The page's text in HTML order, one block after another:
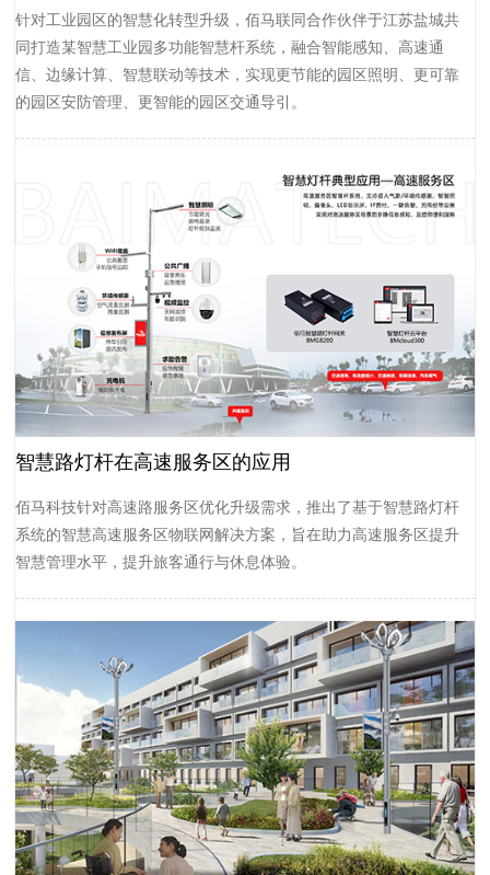
针对工业园区的智慧化转型升级，佰马联同合作伙伴于江苏盐城共
同打造某智慧工业园多功能智慧杆系统，融合智能感知、高速通
信、边缘计算、智慧联动等技术，实现更节能的园区照明、更可靠
的园区安防管理、更智能的园区交通导引。
智慧路灯杆在高速服务区的应用
佰马科技针对高速路服务区优化升级需求，推出了基于智慧路灯杆
系统的智慧高速服务区物联网解决方案，旨在助力高速服务区提升
智慧管理水平，提升旅客通行与休息体验。